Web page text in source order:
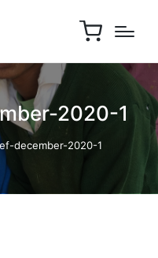
2020-1
december-2020-1